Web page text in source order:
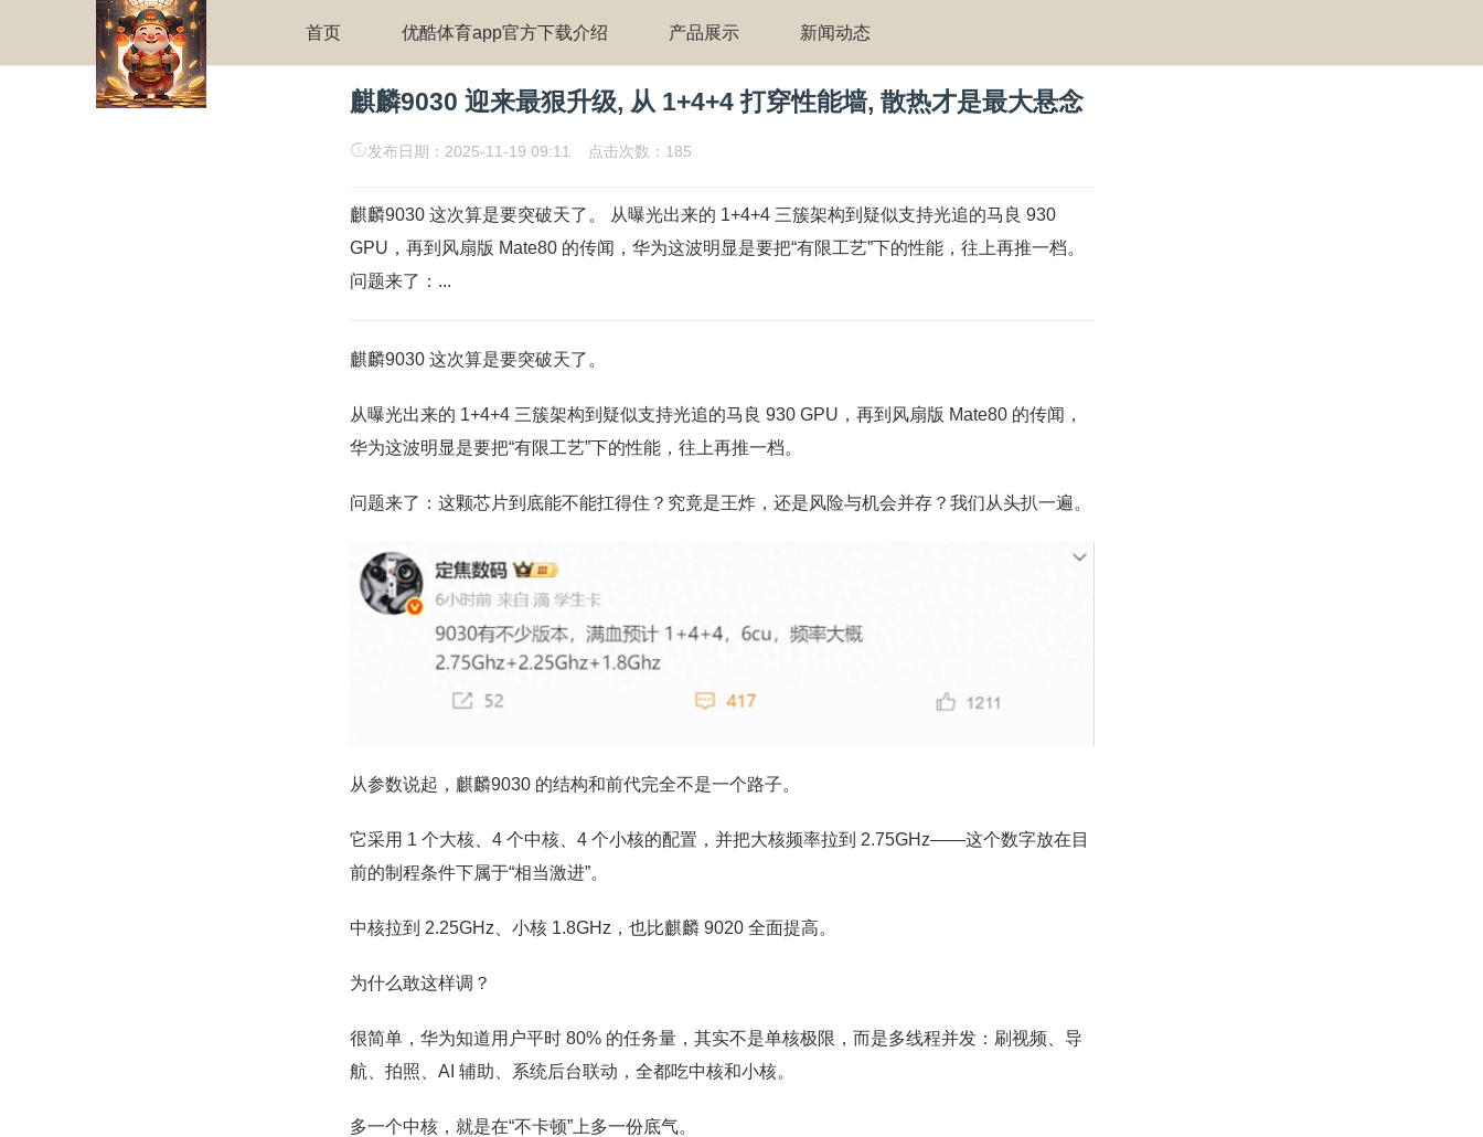
首页 优酷体育app官方下载介绍 产品展示 新闻动态
麒麟9030 迎来最狠升级, 从 1+4+4 打穿性能墙, 散热才是最大悬念
发布日期：2025-11-19 09:11 点击次数：185
麒麟9030 这次算是要突破天了。 从曝光出来的 1+4+4 三簇架构到疑似支持光追的马良 930
GPU，再到风扇版 Mate80 的传闻，华为这波明显是要把“有限工艺”下的性能，往上再推一档。
问题来了：...
麒麟9030 这次算是要突破天了。
从曝光出来的 1+4+4 三簇架构到疑似支持光追的马良 930 GPU，再到风扇版 Mate80 的传闻，
华为这波明显是要把“有限工艺”下的性能，往上再推一档。
问题来了：这颗芯片到底能不能扛得住？究竟是王炸，还是风险与机会并存？我们从头扒一遍。
从参数说起，麒麟9030 的结构和前代完全不是一个路子。
它采用 1 个大核、4 个中核、4 个小核的配置，并把大核频率拉到 2.75GHz——这个数字放在目
前的制程条件下属于“相当激进”。
中核拉到 2.25GHz、小核 1.8GHz，也比麒麟 9020 全面提高。
为什么敢这样调？
很简单，华为知道用户平时 80% 的任务量，其实不是单核极限，而是多线程并发：刷视频、导
航、拍照、AI 辅助、系统后台联动，全都吃中核和小核。
多一个中核，就是在“不卡顿”上多一份底气。